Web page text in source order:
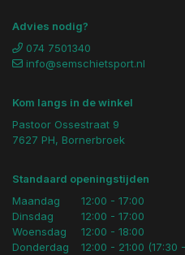
Advies nodig?
074 7501340
info@semschietsport.nl
Kom langs in de winkel
Pastoor Ossestraat 9
7627 PH, Bornerbroek
Standaard openingstijden
Maandag
Dinsdag
Woensdag
Donderdag
12:00 - 17:00
12:00 - 17:00
12:00 - 18:00
12:00 - 21:00 (17:30